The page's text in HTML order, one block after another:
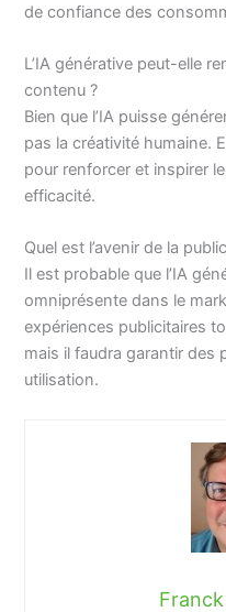
de confiance des
L’IA générative peut-elle
contenu ?
Bien que l’IA puisse
pas la créativité humaine.
pour renforcer et inspirer
efficacité.
Quel est l’avenir de la
Il est probable que l’IA
omniprésente dans le
expériences publicitaires
mais il faudra garantir des
utilisation.